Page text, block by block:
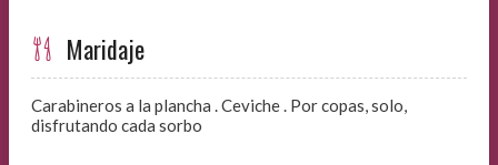
Maridaje
Carabineros a la plancha . Ceviche . Por copas, solo,
disfrutando cada sorbo